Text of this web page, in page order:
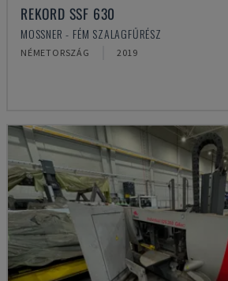
REKORD SSF 630
MOSSNER - FÉM SZALAGFŰRÉSZ
NÉMETORSZÁG 2019